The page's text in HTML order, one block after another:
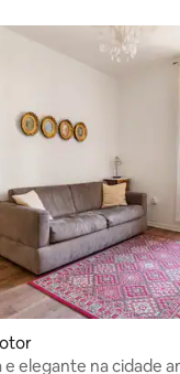
elegante na cidade